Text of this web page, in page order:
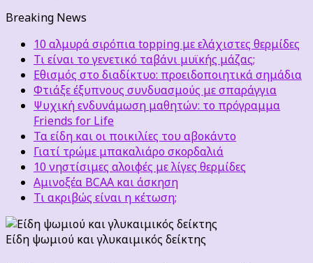
Breaking News
10 αλμυρά σιρόπια topping με ελάχιστες θερμίδες
Τι είναι το γενετικό ταβάνι μυϊκής μάζας;
Εθισμός στο διαδίκτυο: προειδοποιητικά σημάδια
Φτιάξε έξυπνους συνδυασμούς με σπαράγγια
Ψυχική ενδυνάμωση μαθητών: το πρόγραμμα
Friends for Life
Τα είδη και οι ποικιλίες του αβοκάντο
Γιατί τρώμε μπακαλιάρο σκορδαλιά
10 νηστίσιμες αλοιφές με λίγες θερμίδες
Αμινοξέα BCAA και άσκηση
Τι ακριβώς είναι η κέτωση;
Είδη ψωμιού και γλυκαιμικός δείκτης